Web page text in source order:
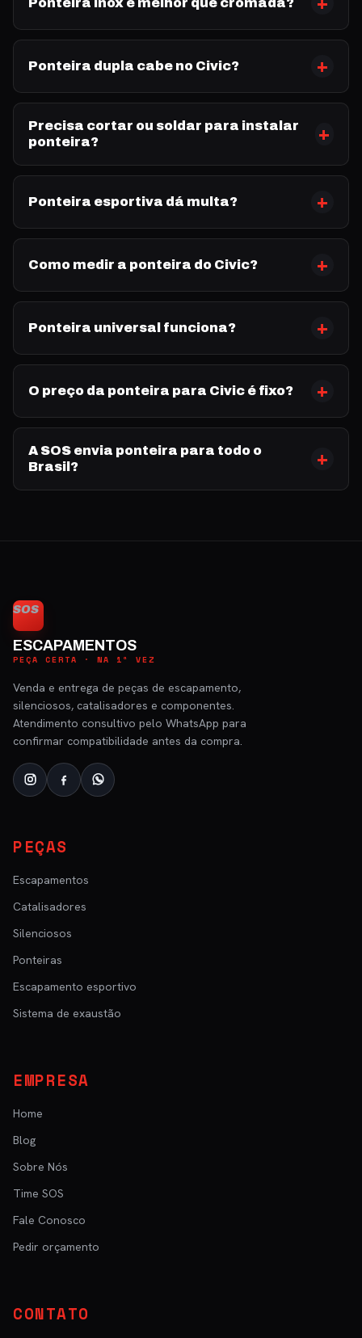
Ponteira dupla cabe no Civic?
Precisa cortar ou soldar para instalar
ponteira?
Ponteira esportiva dá multa?
Como medir a ponteira do Civic?
Ponteira universal funciona?
O preço da ponteira para Civic é fixo?
A SOS envia ponteira para todo o
Brasil?
SOS
ESCAPAMENTOS
PEÇA CERTA · NA 1ª VEZ
Venda e entrega de peças de escapamento,
silenciosos, catalisadores e componentes.
Atendimento consultivo pelo WhatsApp para
confirmar compatibilidade antes da compra.
PEÇAS
Escapamentos
Catalisadores
Silenciosos
Ponteiras
Escapamento esportivo
Sistema de exaustão
EMPRESA
Home
Blog
Sobre Nós
Time SOS
Fale Conosco
Pedir orçamento
CONTATO